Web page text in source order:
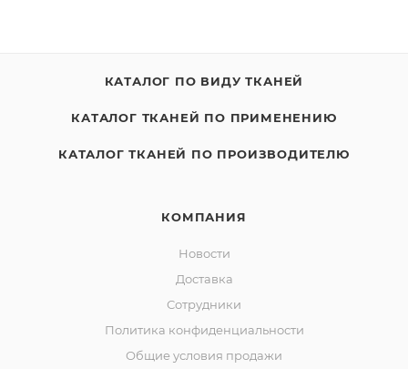
КАТАЛОГ ПО ВИДУ ТКАНЕЙ
КАТАЛОГ ТКАНЕЙ ПО ПРИМЕНЕНИЮ
КАТАЛОГ ТКАНЕЙ ПО ПРОИЗВОДИТЕЛЮ
КОМПАНИЯ
Новости
Доставка
Сотрудники
Политика конфиденциальности
Общие условия продажи